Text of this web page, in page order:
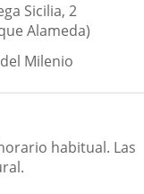
Sicilia, 2
Alameda)
Milenio
habitual. Las